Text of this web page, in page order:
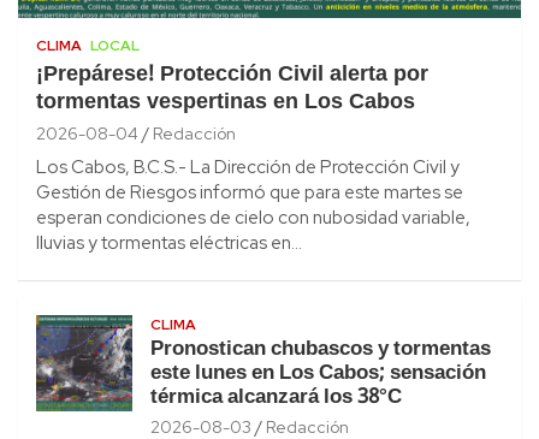
CLIMA LOCAL
¡Prepárese! Protección Civil alerta por
tormentas vespertinas en Los Cabos
2026-08-04 Redacción
Los Cabos, B.C.S.- La Dirección de Protección Civil y
Gestión de Riesgos informó que para este martes se
esperan condiciones de cielo con nubosidad variable,
lluvias y tormentas eléctricas en…
CLIMA
Pronostican chubascos y tormentas
este lunes en Los Cabos; sensación
térmica alcanzará los 38°C
2026-08-03 Redacción